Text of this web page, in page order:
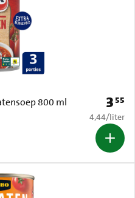
800 ml Prijs:
3 55
€ 4,44 per
4,44/liter